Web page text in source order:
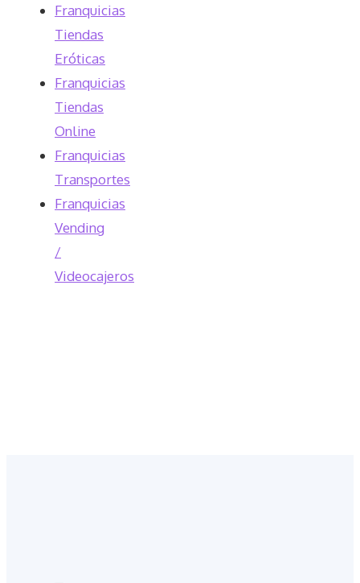
Franquicias
Tiendas
Eróticas
Franquicias
Tiendas
Online
Franquicias
Transportes
Franquicias
Vending
/
Videocajeros